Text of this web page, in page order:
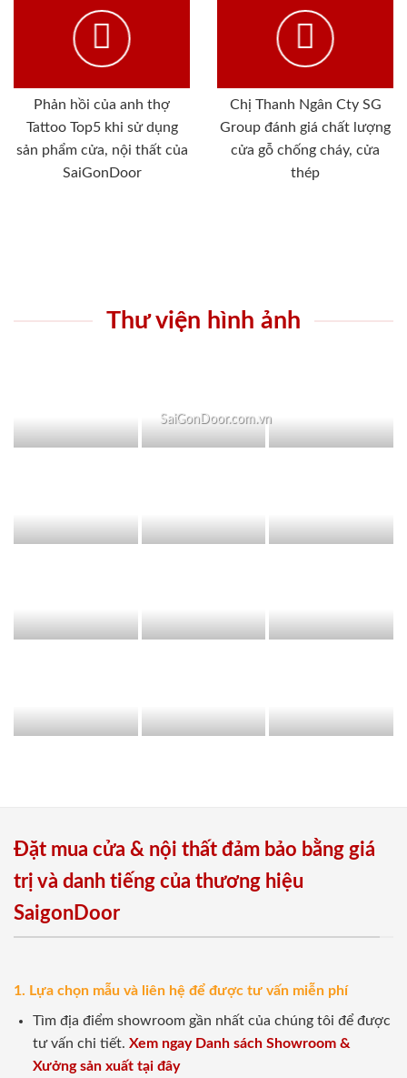
Phản hồi của anh thợ
Tattoo Top5 khi sử dụng
sản phẩm cửa, nội thất của
SaiGonDoor
Chị Thanh Ngân Cty SG
Group đánh giá chất lượng
cửa gỗ chống cháy, cửa
thép
Thư viện hình ảnh
SaiGonDoor.com.vn
Đặt mua cửa & nội thất đảm bảo bằng giá
trị và danh tiếng của thương hiệu
SaigonDoor
1. Lựa chọn mẫu và liên hệ để được tư vấn miễn phí
Tìm địa điểm showroom gần nhất của chúng tôi để được
tư vấn chi tiết. Xem ngay Danh sách Showroom &
Xưởng sản xuất tại đây